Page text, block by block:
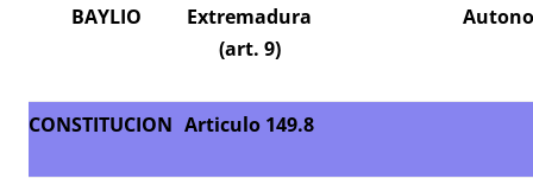
BAYLIO
Extremadura
(art. 9)
CONSTITUCION Articulo 149.8